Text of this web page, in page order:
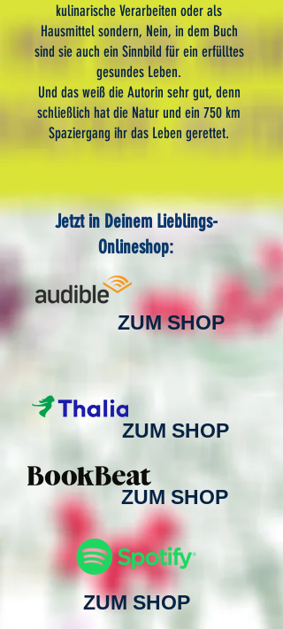
kulinarische Verarbeiten oder als
Hausmittel sondern, Nein, in dem Buch
sind sie auch ein Sinnbild für ein erfülltes
gesundes Leben.
Und das weiß die Autorin sehr gut, denn
schließlich hat die Natur und ein 750 km
Spaziergang ihr das Leben gerettet.
Jetzt in Deinem Lieblings-
Onlineshop:
ZUM SHOP
ZUM SHOP
ZUM SHOP
ZUM SHOP